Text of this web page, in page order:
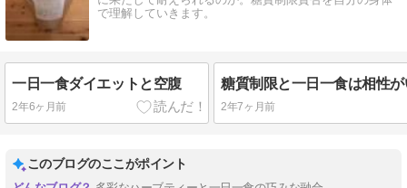
で理解していきます。
一日一食ダイエットと空腹
2年6ヶ月前 2年7ヶ月前
このブログのここがポイント